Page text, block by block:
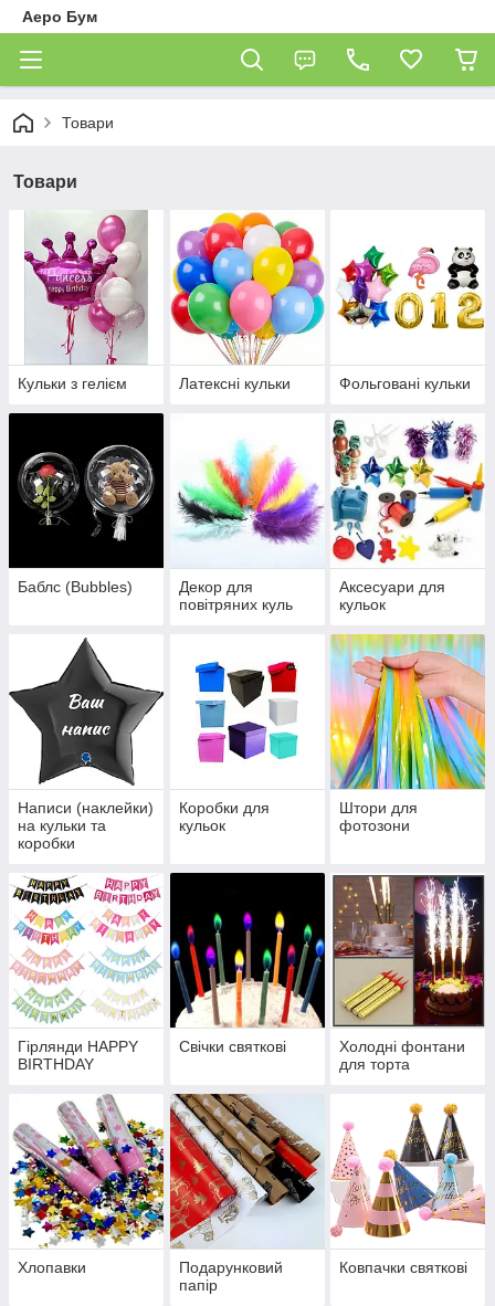
Аеро Бум
Товари
Товари
Кульки з гелієм Латексні кульки Фольговані кульки
Баблс (Bubbles)
Декор для
повітряних куль
Аксесуари для
кульок
Написи (наклейки)
на кульки та
коробки
Коробки для
кульок
Штори для
фотозони
Гірлянди HAPPY
BIRTHDAY
Свічки святкові
Холодні фонтани
для торта
Хлопавки
Подарунковий
папір
Ковпачки святкові